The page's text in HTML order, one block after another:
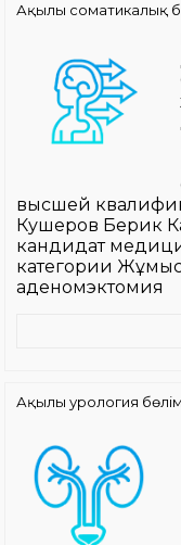
Ақылы соматикалық
высшей
Кушеров Берик
кандидат
категории
аденомэктомия
Ақылы урология